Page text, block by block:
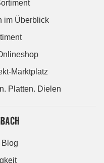
im Überblick
Marktplatz
Platten. Dielen
Blog